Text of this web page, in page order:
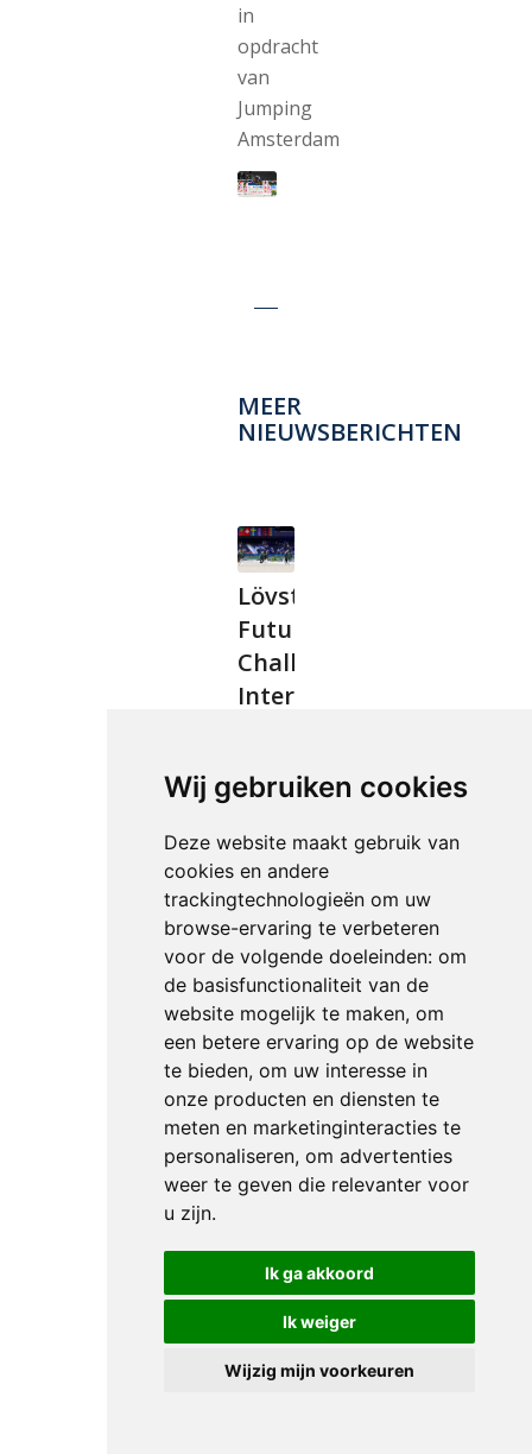
Wij gebruiken cookies
Deze website maakt gebruik van
cookies en andere
trackingtechnologieën om uw
browse-ervaring te verbeteren
voor de volgende doeleinden: om
de basisfunctionaliteit van de
website mogelijk te maken, om
een betere ervaring op de website
te bieden, om uw interesse in
onze producten en diensten te
meten en marketinginteracties te
personaliseren, om advertenties
weer te geven die relevanter voor
u zijn.
Ik ga akkoord
Ik weiger
Wijzig mijn voorkeuren
in
opdracht
van
Jumping
Amsterdam
MEER
NIEUWSBERICHTEN
Lövsta
Future
Challenge
International
met
twee
jaar
verlengd
Stagelopen bij
Jumping
Amsterdam
2027
Wereldbeker
Julien
Epaillard:
“Snel
starten
en